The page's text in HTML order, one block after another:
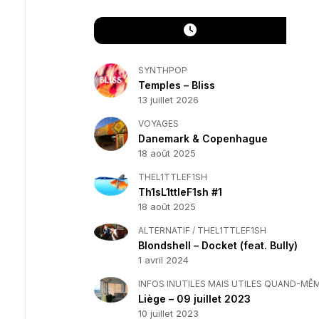
SYNTHPOP
Temples – Bliss
13 juillet 2026
VOYAGES
Danemark & Copenhague
18 août 2025
THEL1TTLEF1SH
Th1sL1ttleF1sh #1
18 août 2025
ALTERNATIF / THEL1TTLEF1SH
Blondshell – Docket (feat. Bully)
1 avril 2024
INFOS INUTILES MAIS UTILES QUAND-
Liège – 09 juillet 2023
10 juillet 2023